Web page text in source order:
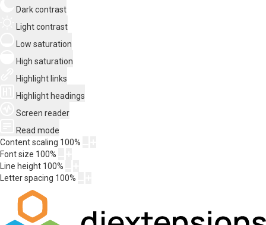
Dark contrast
Light contrast
Low saturation
High saturation
Highlight links
Highlight headings
Screen reader
Read mode
Content scaling 100%
Font size 100%
Line height 100%
Letter spacing 100%